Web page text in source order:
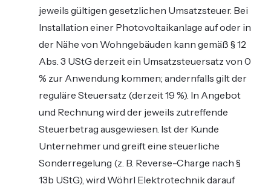
jeweils gültigen gesetzlichen Umsatzsteuer. Bei
Installation einer Photovoltaikanlage auf oder in
der Nähe von Wohngebäuden kann gemäß § 12
Abs. 3 UStG derzeit ein Umsatzsteuersatz von 0
% zur Anwendung kommen; andernfalls gilt der
reguläre Steuersatz (derzeit 19 %). In Angebot
und Rechnung wird der jeweils zutreffende
Steuerbetrag ausgewiesen. Ist der Kunde
Unternehmer und greift eine steuerliche
Sonderregelung (z. B. Reverse-Charge nach §
13b UStG), wird Wöhrl Elektrotechnik darauf